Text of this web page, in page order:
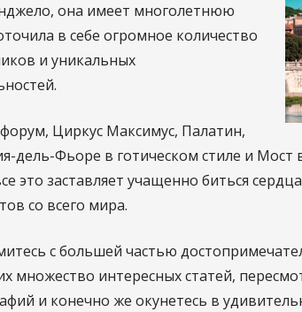
она имеет многолетнюю
в себе огромное количество
и уникальных
Циркус Максимус, Палатин,
дель-Фьоре в готическом стиле и Мост
это заставляет учащенно биться
со всего мира.
с большей частью
множество интересных статей,
и конечно же окунетесь в